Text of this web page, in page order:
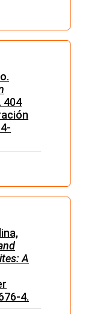
404
A
4.